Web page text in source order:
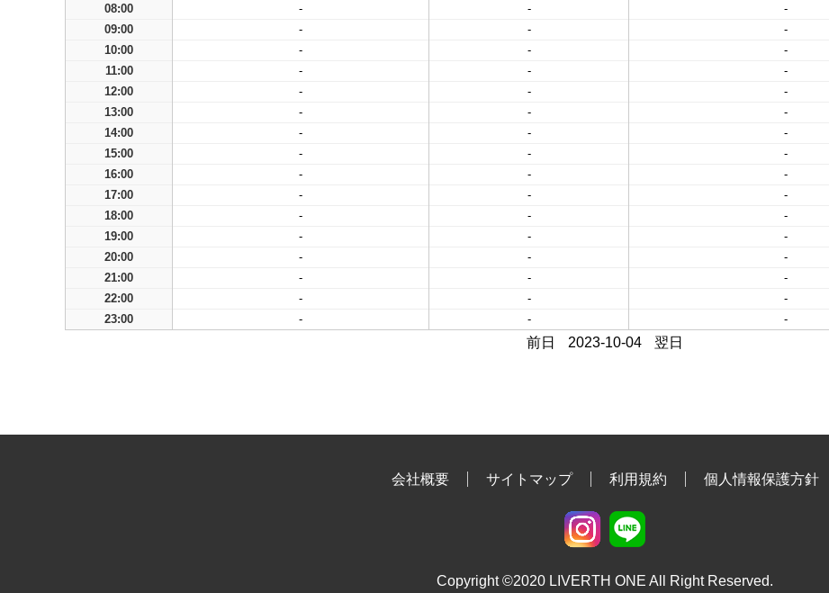
08:00
- - -
09:00
- - -
10:00
- - -
11:00
- - -
12:00
- - -
13:00
- - -
14:00
- - -
15:00
- - -
16:00
- - -
17:00
- - -
18:00
- - -
19:00
- - -
20:00
- - -
21:00
- - -
22:00
- - -
23:00
- - -
前日 2023-10-04 翌日
会社概要 サイトマップ 利用規約 個人情報保護方針
Copyright ©2020 LIVERTH ONE All Right Reserved.